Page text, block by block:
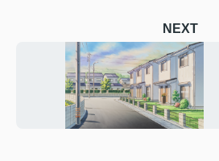
NEXT